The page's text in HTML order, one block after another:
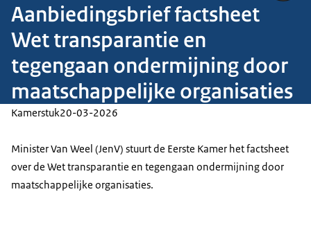
Aanbiedingsbrief factsheet
Wet transparantie en
tegengaan ondermijning door
maatschappelijke organisaties
Kamerstuk20-03-2026
Minister Van Weel (JenV) stuurt de Eerste Kamer het factsheet
over de Wet transparantie en tegengaan ondermijning door
maatschappelijke organisaties.